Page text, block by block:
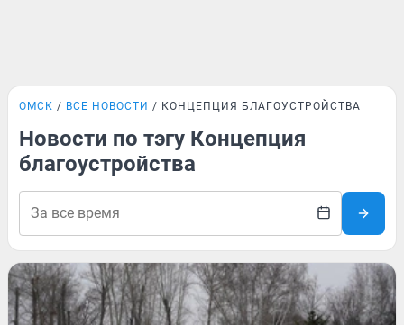
ОМСК ВСЕ НОВОСТИ КОНЦЕПЦИЯ БЛАГОУСТРОЙСТВА
Новости по тэгу Концепция
благоустройства